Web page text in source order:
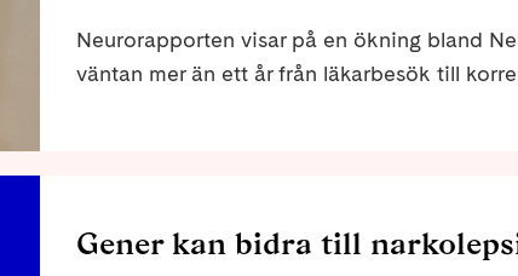
Neurorapporten visar på en ökning bland
väntan mer än ett år från läkarbesök till
(25 %) år 2014 till nästan en tredjedel
Gener kan bidra till